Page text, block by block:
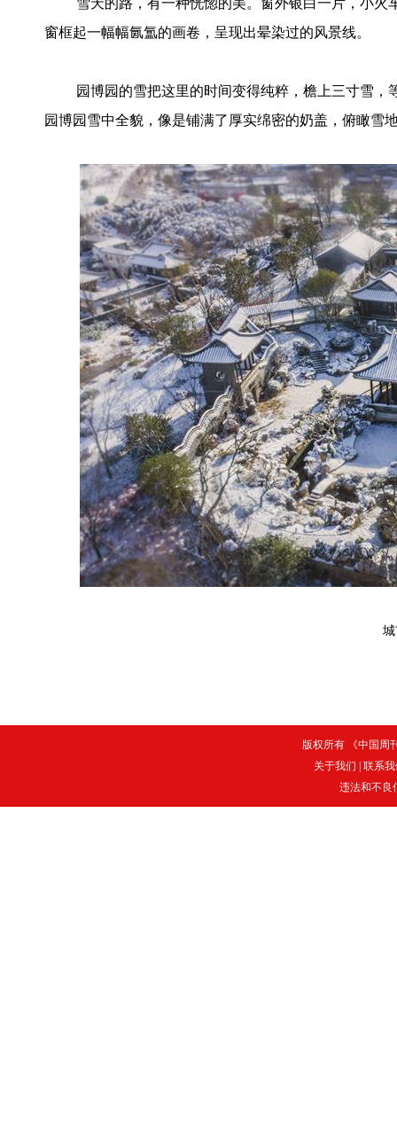
雪天的路，有一种恍惚的美。窗外银白一片，小
窗框起一幅幅氤氲的画卷，呈现出晕染过的风景线。
园博园的雪把这里的时间变得纯粹，檐上三寸雪
园博园雪中全貌，像是铺满了厚实绵密的奶盖，俯瞰雪
版权所有 《中国周
关于我们
联系
违法和不良